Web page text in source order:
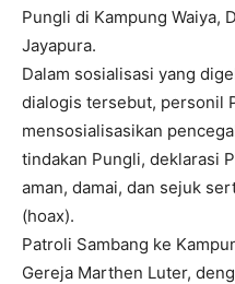
Pungli di Kampung Waiya,
Jayapura.
Dalam sosialisasi yang
dialogis tersebut, personil
mensosialisasikan
tindakan Pungli, deklarasi
aman, damai, dan sejuk
(hoax).
Patroli Sambang ke
Gereja Marthen Luter,